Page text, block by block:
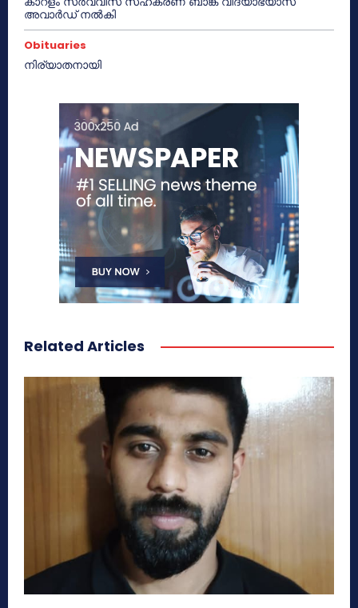
അവാർഡ് നൽകി
Obituaries
നിര്യാതനായി
Related Articles